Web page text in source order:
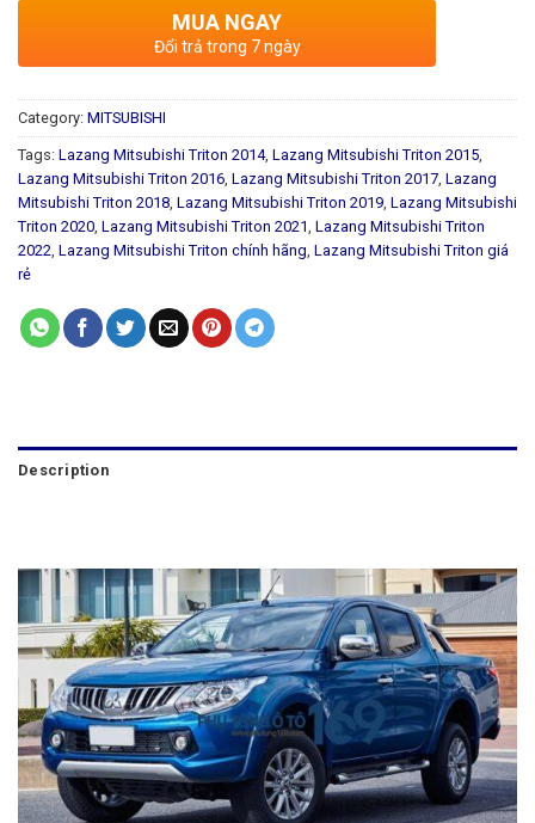
MUA NGAY
Đổi trả trong 7 ngày
Category: MITSUBISHI
Tags: Lazang Mitsubishi Triton 2014, Lazang Mitsubishi Triton 2015,
Lazang Mitsubishi Triton 2016, Lazang Mitsubishi Triton 2017, Lazang
Mitsubishi Triton 2018, Lazang Mitsubishi Triton 2019, Lazang Mitsubishi
Triton 2020, Lazang Mitsubishi Triton 2021, Lazang Mitsubishi Triton
2022, Lazang Mitsubishi Triton chính hãng, Lazang Mitsubishi Triton giá
rẻ
Description